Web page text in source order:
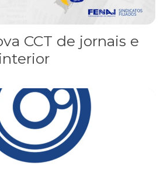
CCT de jornais e
à TV TEM, denunciada de cometer